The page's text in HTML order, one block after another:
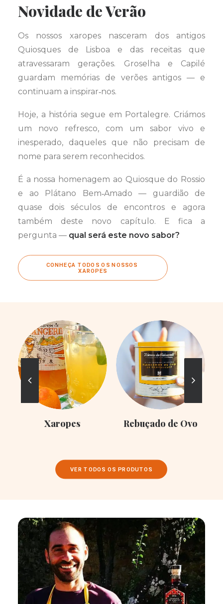
Novidade de Verão
Os nossos xaropes nasceram dos antigos
Quiosques de Lisboa e das receitas que
atravessaram gerações. Groselha e Capilé
guardam memórias de verões antigos — e
continuam a inspirar‑nos.
Hoje, a história segue em Portalegre. Criámos
um novo refresco, com um sabor vivo e
inesperado, daqueles que não precisam de
nome para serem reconhecidos.
É a nossa homenagem ao Quiosque do Rossio
e ao Plátano Bem‑Amado — guardião de
quase dois séculos de encontros e agora
também deste novo capítulo. E fica a
pergunta — qual será este novo sabor?
CONHEÇA TODOS OS NOSSOS
XAROPES
Xaropes Rebuçado de Ovo
VER TODOS OS PRODUTOS